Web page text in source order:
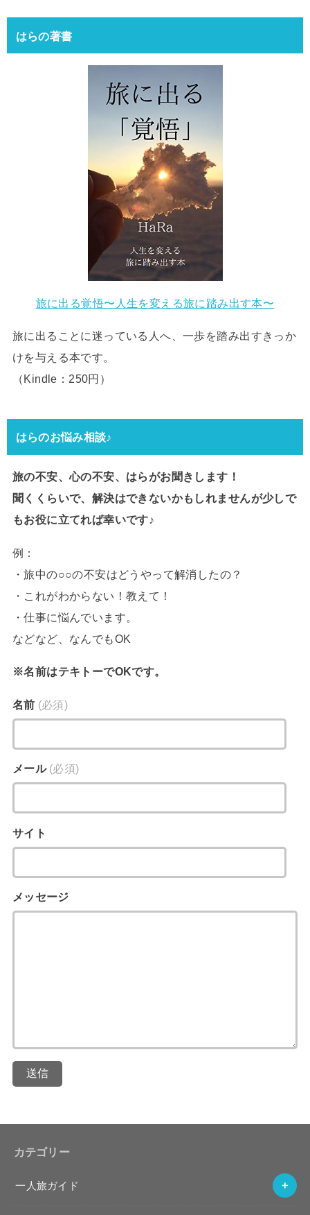
はらの著書
旅に出る覚悟〜人生を変える旅に踏み出す本〜
旅に出ることに迷っている人へ、一歩を踏み出すきっか
けを与える本です。
（Kindle：250円）
はらのお悩み相談♪
旅の不安、心の不安、はらがお聞きします！
聞くくらいで、解決はできないかもしれませんが少しで
もお役に立てれば幸いです♪
例：
・旅中の○○の不安はどうやって解消したの？
・これがわからない！教えて！
・仕事に悩んでいます。
などなど、なんでもOK
※名前はテキトーでOKです。
名前 (必須)
メール (必須)
サイト
メッセージ
送信
カテゴリー
一人旅ガイド